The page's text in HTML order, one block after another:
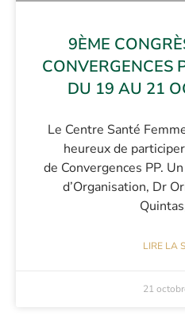
9ÈME
CONVERGENCES
DU 19 AU 21
Le Centre Santé
heureux de
de Convergences PP.
d’Organisation, Dr
LIRE LA
21